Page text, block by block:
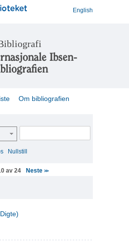
English
Ibsen-
Om bibliografien
Nullstill
av 24 Neste>>